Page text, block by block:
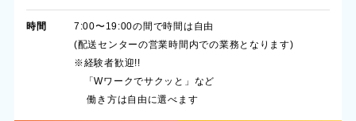
時間
7:00〜19:00の間で時間は自由
(配送センターの営業時間内での業務となります)
※経験者歓迎!!
「Wワークでサクッと」など
働き方は自由に選べます